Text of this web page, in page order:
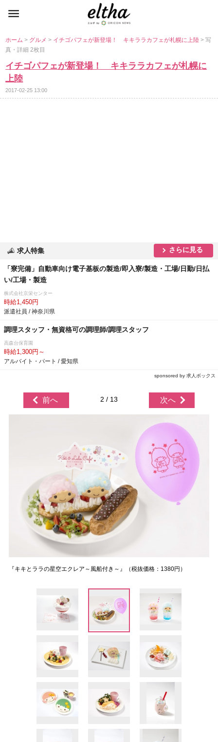
ホーム> グルメ> イチゴパフェが新登場！ キキララカフェが札幌に上陸> 写
真・詳細 2枚目
イチゴパフェが新登場！ キキララカフェが札幌に
上陸
2017-02-25 13:00
求人特集 さらに見る
「寮完備」自動車向け電子基板の製造/即入寮/製造・工場/日勤/日払
い/工場・製造
株式会社京栄センター
時給1,450円
派遣社員 / 神奈川県
調理スタッフ・無資格可の調理師/調理スタッフ
高森台保育園
時給1,300円～
アルバイト・パート / 愛知県
sponsored by 求人ボックス
前へ 2 / 13 次へ
『キキとララの星空エクレア～風船付き～』（税抜価格：1380円）